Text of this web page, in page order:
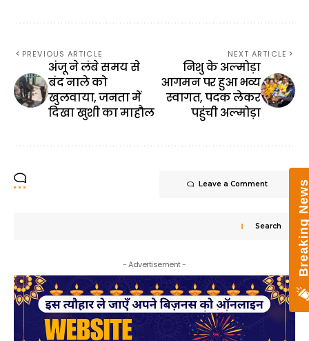
PREVIOUS ARTICLE
अंजू ने लंबे समय से
बंद नाले को
खुलवाया, जनता में
दिखा खुशी का माहौल
NEXT ARTICLE
निशु के अल्मोड़ा
आगमन पर हुआ भव्य
स्वागत, पदक लेकर
पहुंची अल्मोड़ा
Leave a Comment
Search
- Advertisement -